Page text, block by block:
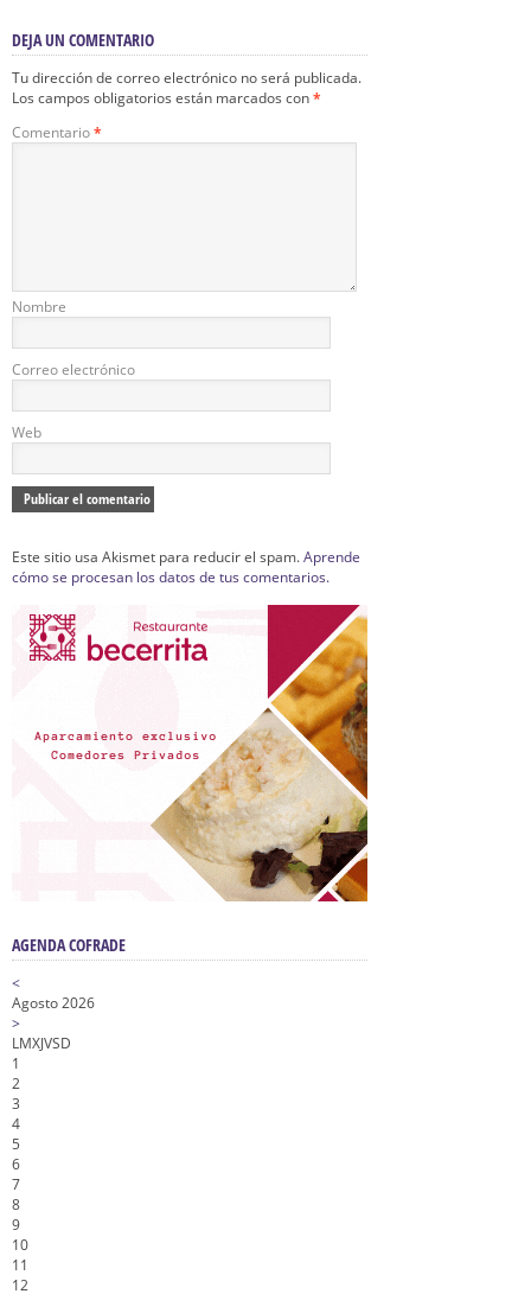
DEJA UN COMENTARIO
Tu dirección de correo electrónico no será publicada.
Los campos obligatorios están marcados con*
Comentario*
Nombre
Correo electrónico
Web
Este sitio usa Akismet para reducir el spam.Aprende
cómo se procesan los datos de tus comentarios.
AGENDA COFRADE
<
Agosto 2026
>
LMXJVSD
1
2
3
4
5
6
7
8
9
10
11
12